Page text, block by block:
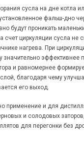
сусла на дне котла
фальш-дно
будут проникать
счет циркуляции сусла не
нагрева. При
значительно эффективнее
и равномернее
благодаря чему
его выход.
применение и для
и солодовых
для перегонки без